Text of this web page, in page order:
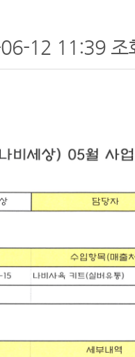
12 11:39 조